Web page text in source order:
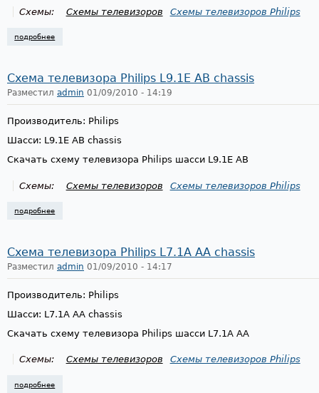
Схемы: Схемы телевизоров Схемы телевизоров Philips
подробнее
Схема телевизора Philips L9.1E AB chassis
Разместил admin 01/09/2010 - 14:19
Производитель: Philips
Шасси: L9.1E AB chassis
Скачать схему телевизора Philips шасси L9.1E AB
Схемы: Схемы телевизоров Схемы телевизоров Philips
подробнее
Схема телевизора Philips L7.1A AA chassis
Разместил admin 01/09/2010 - 14:17
Производитель: Philips
Шасси: L7.1A AA chassis
Скачать схему телевизора Philips шасси L7.1A AA
Схемы: Схемы телевизоров Схемы телевизоров Philips
подробнее